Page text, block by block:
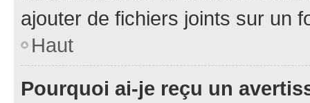
ajouter de fichiers joints sur un
Haut
Pourquoi ai-je reçu un